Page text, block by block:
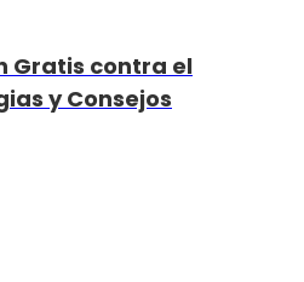
Gratis contra el
y Consejos